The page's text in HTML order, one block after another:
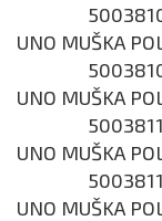
UNO MUŠKA
UNO MUŠKA
UNO MUŠKA
UNO MUŠKA